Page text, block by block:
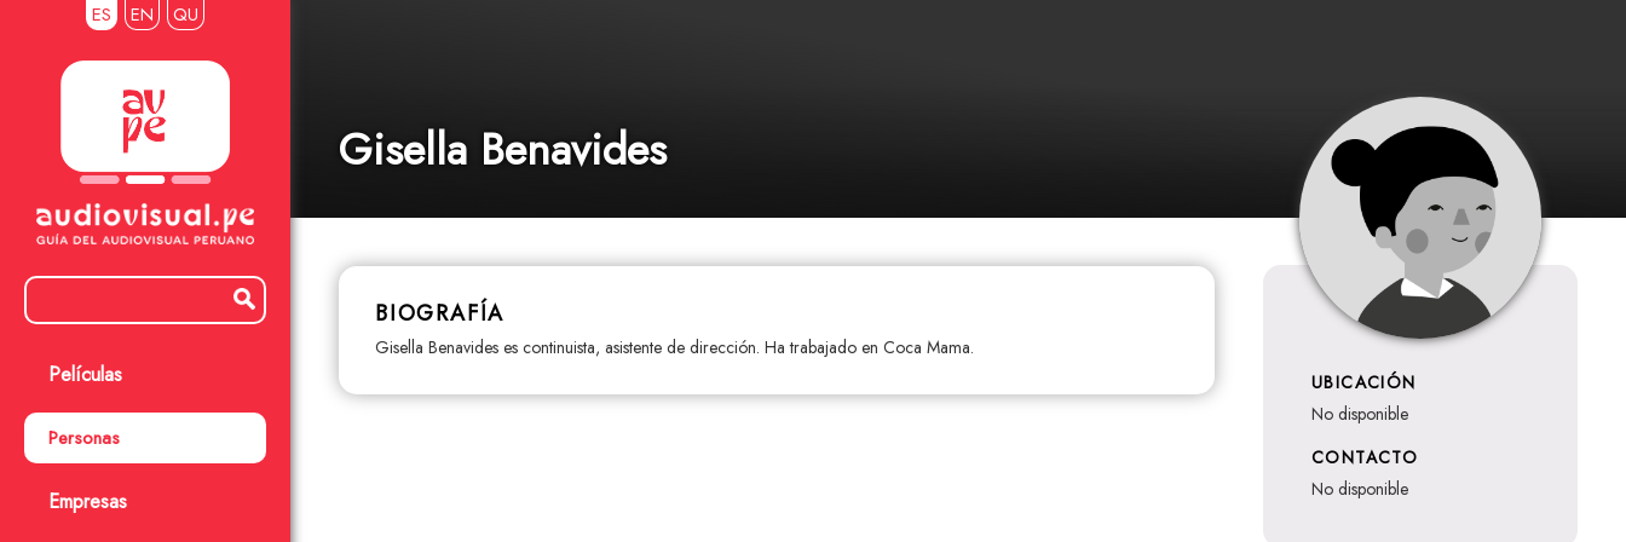
ES EN QU
Películas
Personas
Empresas
Gisella Benavides
BIOGRAFÍA
Gisella Benavides es continuista, asistente de dirección. Ha trabajado en Coca Mama.
UBICACIÓN
no disponible
CONTACTO
no disponible